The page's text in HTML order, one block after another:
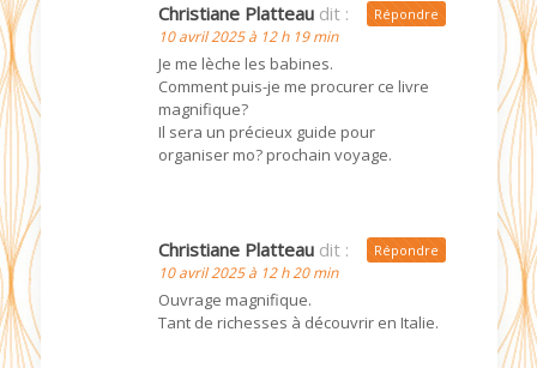
Christiane Platteau dit :
10 avril 2025 à 12 h 19 min
Je me lèche les babines.
Comment puis-je me procurer ce livre
magnifique?
Il sera un précieux guide pour
organiser mo? prochain voyage.
Répondre
Christiane Platteau dit :
10 avril 2025 à 12 h 20 min
Ouvrage magnifique.
Tant de richesses à découvrir en Italie.
Répondre